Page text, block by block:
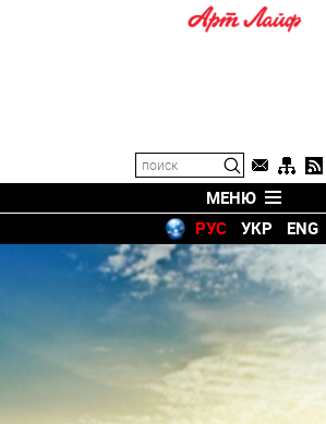
МЕНЮ
РУС
УКР ENG